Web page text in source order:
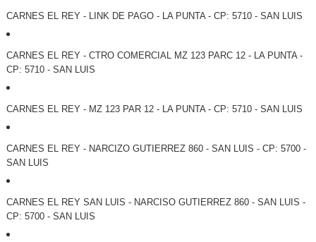
CARNES EL REY - LINK DE PAGO - LA PUNTA - CP: 5710 - SAN LUIS
CARNES EL REY - CTRO COMERCIAL MZ 123 PARC 12 - LA PUNTA -
CP: 5710 - SAN LUIS
CARNES EL REY - MZ 123 PAR 12 - LA PUNTA - CP: 5710 - SAN LUIS
CARNES EL REY - NARCIZO GUTIERREZ 860 - SAN LUIS - CP: 5700 -
SAN LUIS
CARNES EL REY SAN LUIS - NARCISO GUTIERREZ 860 - SAN LUIS -
CP: 5700 - SAN LUIS